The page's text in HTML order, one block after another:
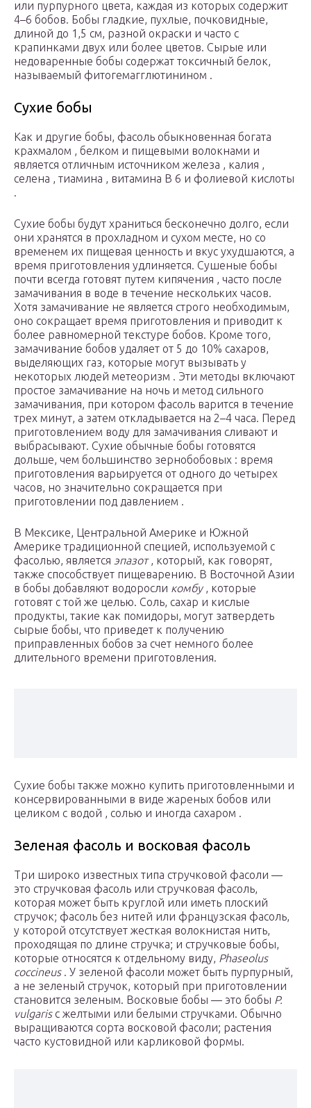
или пурпурного цвета, каждая из которых содержит
4–6 бобов. Бобы гладкие, пухлые, почковидные,
длиной до 1,5 см, разной окраски и часто с
крапинками двух или более цветов. Сырые или
недоваренные бобы содержат токсичный белок,
называемый фитогемагглютинином .
Сухие бобы
Как и другие бобы, фасоль обыкновенная богата
крахмалом , белком и пищевыми волокнами и
является отличным источником железа , калия ,
селена , тиамина , витамина B 6 и фолиевой кислоты
.
Сухие бобы будут храниться бесконечно долго, если
они хранятся в прохладном и сухом месте, но со
временем их пищевая ценность и вкус ухудшаются, а
время приготовления удлиняется. Сушеные бобы
почти всегда готовят путем кипячения , часто после
замачивания в воде в течение нескольких часов.
Хотя замачивание не является строго необходимым,
оно сокращает время приготовления и приводит к
более равномерной текстуре бобов. Кроме того,
замачивание бобов удаляет от 5 до 10% сахаров,
выделяющих газ, которые могут вызывать у
некоторых людей метеоризм . Эти методы включают
простое замачивание на ночь и метод сильного
замачивания, при котором фасоль варится в течение
трех минут, а затем откладывается на 2–4 часа. Перед
приготовлением воду для замачивания сливают и
выбрасывают. Сухие обычные бобы готовятся
дольше, чем большинство зернобобовых : время
приготовления варьируется от одного до четырех
часов, но значительно сокращается при
приготовлении под давлением .
В Мексике, Центральной Америке и Южной
Америке традиционной специей, используемой с
фасолью, является эпазот, который, как говорят,
также способствует пищеварению. В Восточной Азии
в бобы добавляют водоросли комбу , которые
готовят с той же целью. Соль, сахар и кислые
продукты, такие как помидоры, могут затвердеть
сырые бобы, что приведет к получению
приправленных бобов за счет немного более
длительного времени приготовления.
Сухие бобы также можно купить приготовленными и
консервированными в виде жареных бобов или
целиком с водой , солью и иногда сахаром .
Зеленая фасоль и восковая фасоль
Три широко известных типа стручковой фасоли —
это стручковая фасоль или стручковая фасоль,
которая может быть круглой или иметь плоский
стручок; фасоль без нитей или французская фасоль,
у которой отсутствует жесткая волокнистая нить,
проходящая по длине стручка; и стручковые бобы,
которые относятся к отдельному виду, Phaseolus
coccineus . У зеленой фасоли может быть пурпурный,
а не зеленый стручок, который при приготовлении
становится зеленым. Восковые бобы — это бобы P.
vulgarisс желтыми или белыми стручками. Обычно
выращиваются сорта восковой фасоли; растения
часто кустовидной или карликовой формы.